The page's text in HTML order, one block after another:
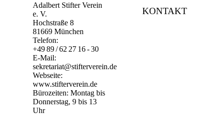
Adalbert Stifter Verein
e. V.
Hochstraße 8
81669 München
Telefon:
+49 89 / 62 27 16 - 30
E-Mail:
sekretariat@stifterverein.de
Webseite:
www.stifterverein.de
Bürozeiten: Montag bis
Donnerstag, 9 bis 13
Uhr
KONTAKT